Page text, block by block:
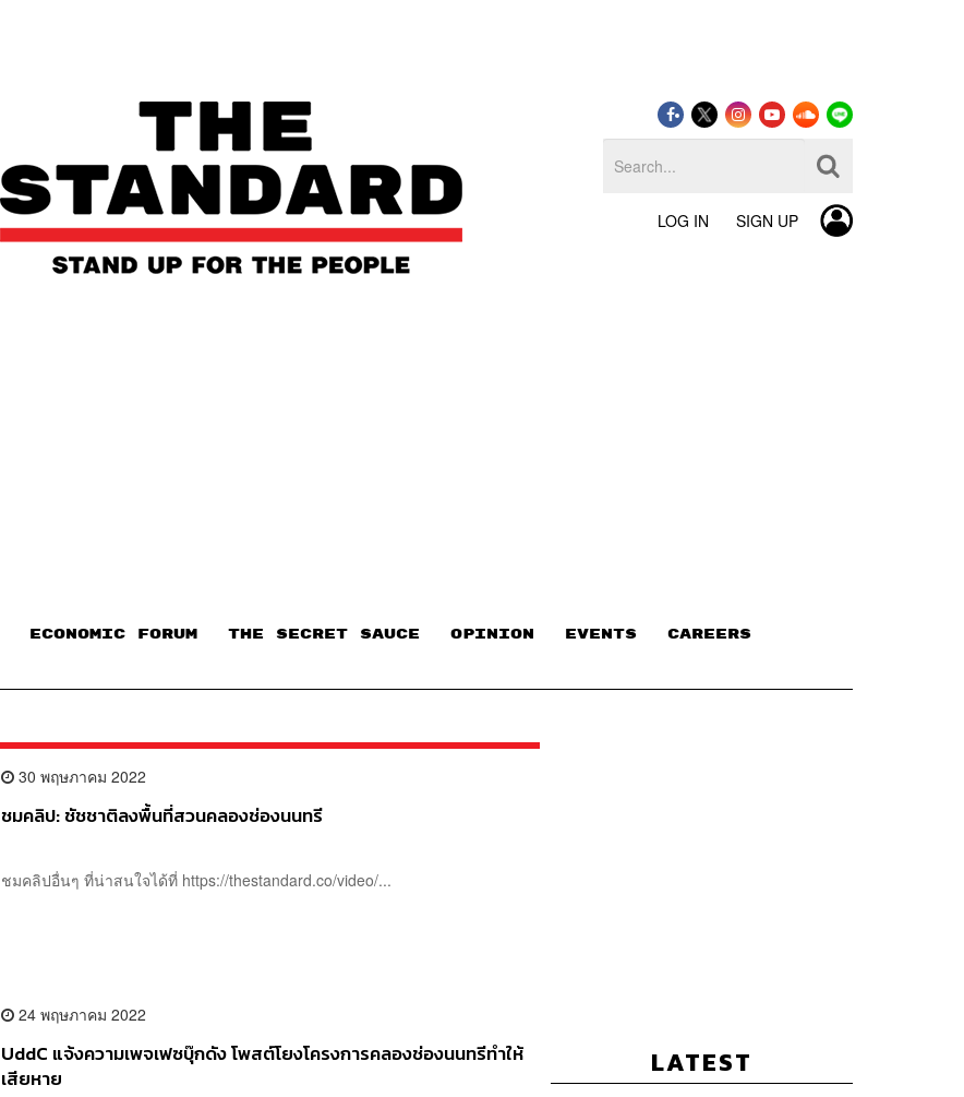
LOG IN SIGN UP
ECONOMIC FORUM THE SECRET SAUCE​ OPINION EVENTS CAREERS
30 พฤษภาคม 2022
ชมคลิป: ชัชชาติลงพื้นที่สวนคลองช่องนนทรี
ชมคลิปอื่นๆ ที่น่าสนใจได้ที่ https://thestandard.co/video/...
24 พฤษภาคม 2022
UddC แจ้งความเพจเฟซบุ๊กดัง โพสต์โยงโครงการคลองช่องนนทรีทำให้
เสียหาย
LATEST